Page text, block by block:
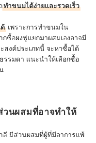
ทำขนมได้ง่ายและรวดเร็ว
เพราะการทำขนมใน
กซื้อผงฟูแยกมาผสมเองอาจมี
สงค์ประเภทนี้ จะหาซื้อได้
รรมดา แนะนำให้เลือกซื้อ
วนผสมที่อาจทำให้
ลี มีส่วนผสมที่ผู้ที่มีอาการแพ้